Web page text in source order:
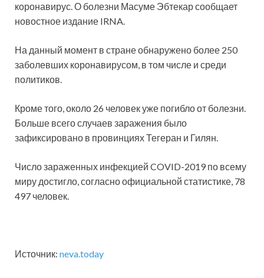
коронавирус. О болезни Масуме Эбтекар сообщает
новостное издание IRNA.
На данный момент в стране обнаружено более 250
заболевших коронавирусом, в том числе и среди
политиков.
Кроме того, около 26 человек уже погибло от болезни.
Больше всего случаев заражения было
зафиксировано в провинциях Тегеран и Гилян.
Число зараженных инфекцией COVID-2019 по всему
миру достигло, согласно официальной статистике, 78
497 человек.
Источник: neva.today